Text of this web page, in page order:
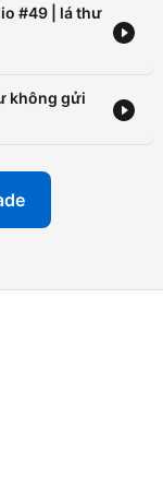
#49 | lá thư
không gửi